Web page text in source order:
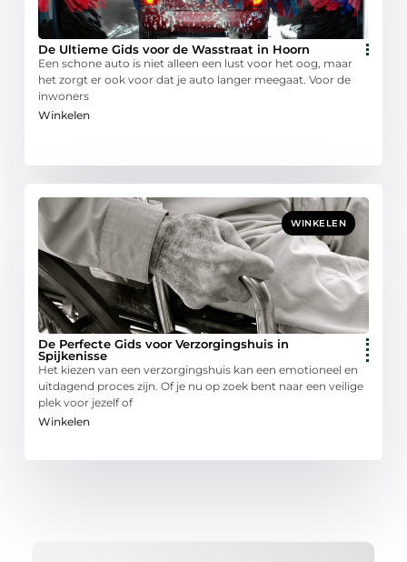
De Ultieme Gids voor de Wasstraat in Hoorn
Een schone auto is niet alleen een lust voor het oog, maar
het zorgt er ook voor dat je auto langer meegaat. Voor de
inwoners
Winkelen
WINKELEN
De Perfecte Gids voor Verzorgingshuis in
Spijkenisse
Het kiezen van een verzorgingshuis kan een emotioneel en
uitdagend proces zijn. Of je nu op zoek bent naar een veilige
plek voor jezelf of
Winkelen